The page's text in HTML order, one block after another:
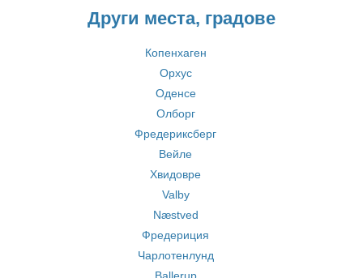
Други места, градове
Копенхаген
Орхус
Оденсе
Олборг
Фредериксберг
Вейле
Хвидовре
Valby
Næstved
Фредериция
Чарлотенлунд